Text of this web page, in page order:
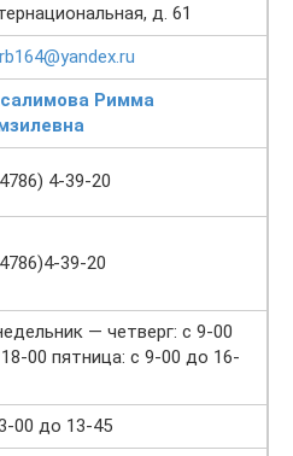
д. 61
Римма
4-39-20
39-20
— четверг: с 9-00
00 пятница: с 9-00 до 16-
00 до 13-45